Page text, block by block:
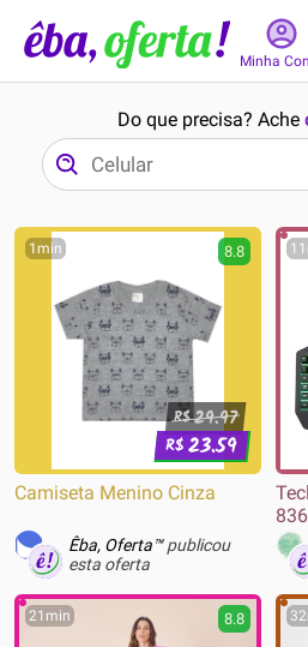
Minha
Do que precisa? Ache
1min 8.8
R$29.97
R$23.59
Camiseta Menino Cinza
Êba, Oferta™publicou
esta oferta
21min 8.8